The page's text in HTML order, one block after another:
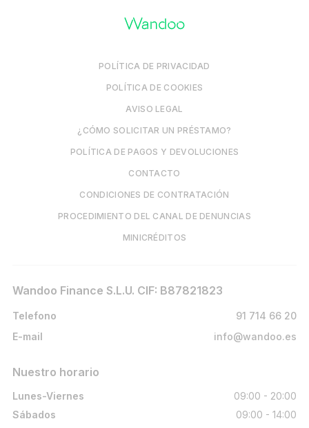
POLÍTICA DE PRIVACIDAD
POLÍTICA DE COOKIES
AVISO LEGAL
¿CÓMO SOLICITAR UN PRÉSTAMO?
POLÍTICA DE PAGOS Y DEVOLUCIONES
CONTACTO
CONDICIONES DE CONTRATACIÓN
PROCEDIMIENTO DEL CANAL DE DENUNCIAS
MINICRÉDITOS
Wandoo Finance S.L.U. CIF: B87821823
Telefono
91 714 66 20
E-mail
info@wandoo.es
Nuestro horario
Lunes-Viernes
09:00 - 20:00
Sábados
09:00 - 14:00